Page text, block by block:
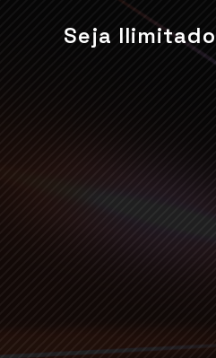
Seja Ilimitado